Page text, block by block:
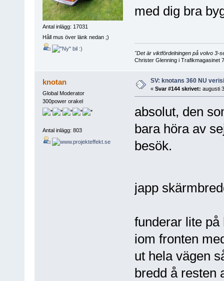
Antal inlägg: 17031
Håll mus över länk nedan ;)
med dig bra
"Det är viktfördelningen på volvo 3-
Christer Glenning i Trafikmagasinet
knotan
Global Moderator
300power orakel
Antal inlägg: 803
SV: knotans 360 NU
« Svar #144 skrivet: augusti
absolut, den
bara höra av
besök.
japp
funderar lite
iom fronten
ut hela vägen
bredd å resten